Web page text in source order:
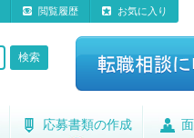
閲覧履歴 お気に入り
応募書類の作成
応募書類の作成